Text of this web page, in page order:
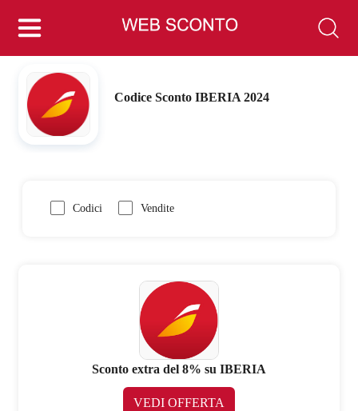
Codice Sconto IBERIA 2024
Codici Vendite
Sconto extra del 8% su IBERIA
VEDI OFFERTA